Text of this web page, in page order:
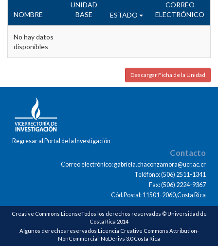
NOMBRE
UNIDAD
BASE
ESTADO
CORREO
ELECTRÓNICO
No hay datos
disponibles
Descargar Ficha de la Unidad
Regresar al Portal de la Investigación
Contacto
Correo electrónico: gabriela.chaconzamora@ucr.ac.cr
Teléfono: (506) 2511-1341
Fax: (506) 2224-9367
Cód.Postal: 11501-2060,Costa Rica
Creative Commons LicenseTodos los derechos reservados © Universidad de
Costa Rica 2014
Algunos derechos reservados Licencia Creative Commons Attribution-
NonCommercial-NoDerivs 3.0 Costa Rica